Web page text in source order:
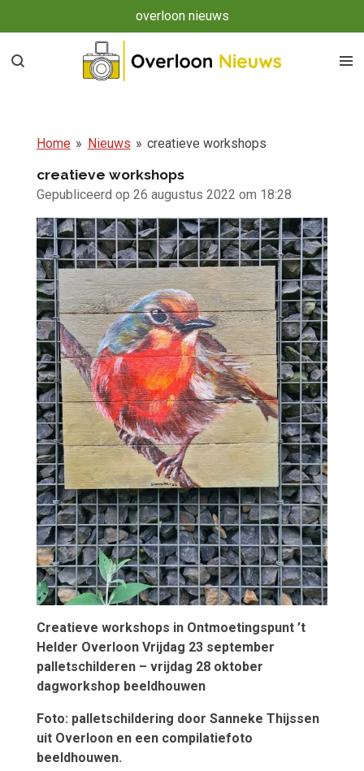
direct
naar
overloon nieuws
Home » Nieuws » creatieve workshops
creatieve workshops
Gepubliceerd op 26 augustus 2022 om 18:28
Creatieve workshops in Ontmoetingspunt ’t
Helder Overloon Vrijdag 23 september
palletschilderen – vrijdag 28 oktober
dagworkshop beeldhouwen
Foto: palletschildering door Sanneke Thijssen
uit Overloon en een compilatiefoto
beeldhouwen.